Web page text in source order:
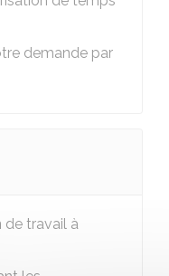
demande par
de travail à